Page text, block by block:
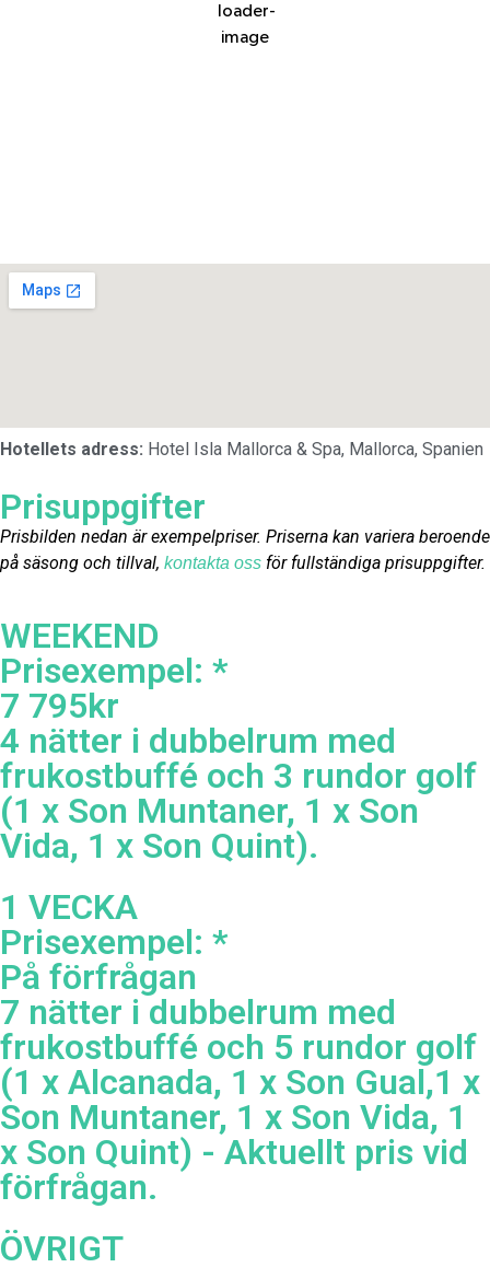
6 mph
Vindby:5 mph
Hotellets adress: Hotel Isla Mallorca & Spa, Mallorca, Spanien
Prisuppgifter
Prisbilden nedan är exempelpriser. Priserna kan variera beroende
på säsong och tillval, kontakta oss för fullständiga prisuppgifter.
WEEKEND
Prisexempel: *
7 795kr
4 nätter i dubbelrum med
frukostbuffé och 3 rundor golf
(1 x Son Muntaner, 1 x Son
Vida, 1 x Son Quint).
1 VECKA
Prisexempel: *
På förfrågan
7 nätter i dubbelrum med
frukostbuffé och 5 rundor golf
(1 x Alcanada, 1 x Son Gual,1 x
Son Muntaner, 1 x Son Vida, 1
x Son Quint) - Aktuellt pris vid
förfrågan.
ÖVRIGT